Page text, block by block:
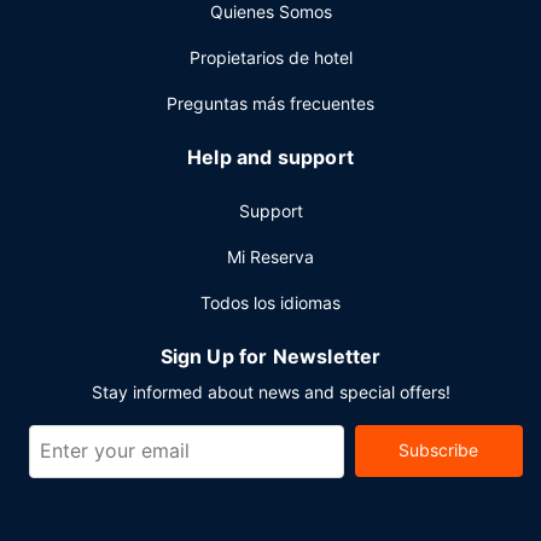
Tendrás un centro de negocios, tintorería y un servicio de
recepción las 24 horas a tu disposición. Las instalaciones
para eventos de este hotel incluyen centro de
conferencias y salas de reuniones. Se ofrece servicio de
transporte al aeropuerto (ida y vuelta) gratuito en un
Quienes Somos
Propietarios de hotel
Preguntas más frecuentes
Help and support
Support
Mi Reserva
Todos los idiomas
Sign Up for Newsletter
Stay informed about news and special offers!
Subscribe